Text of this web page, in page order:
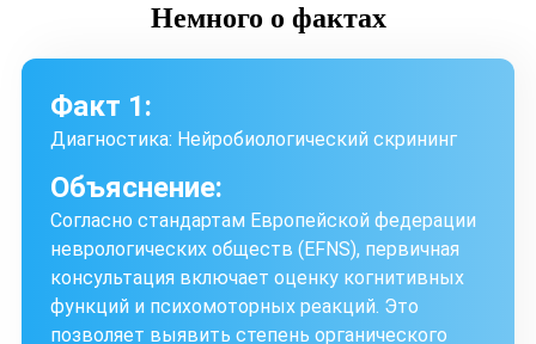
Немного о фактах
Факт 1:
Диагностика: Нейробиологический скрининг
Объяснение:
Согласно стандартам Европейской федерации
неврологических обществ (EFNS), первичная
консультация включает оценку когнитивных
функций и психомоторных реакций. Это
позволяет выявить степень органического